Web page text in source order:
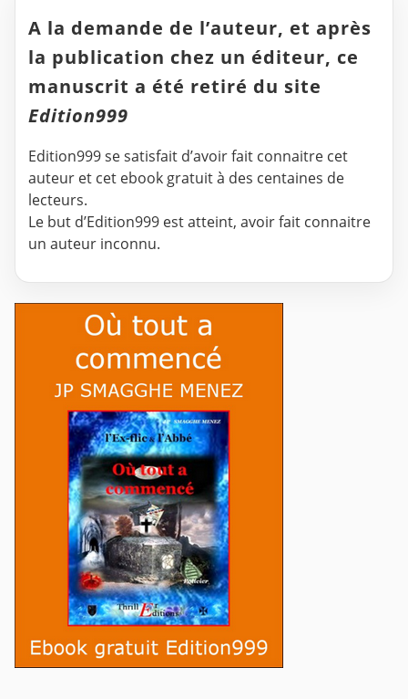
A la demande de l’auteur, et après
la publication chez un éditeur, ce
manuscrit a été retiré du site
Edition999
Edition999 se satisfait d’avoir fait connaitre cet
auteur et cet ebook gratuit à des centaines de
lecteurs.
Le but d’Edition999 est atteint, avoir fait connaitre
un auteur inconnu.